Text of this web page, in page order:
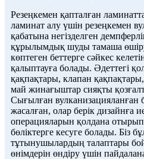
Резеңкемен қапталған
ламинат алу үшін резеңкемен
қабатына негізделген
құрылымдық шуды тамаша
көптеген беттерге сәйкес
қалыптауға болады. Әдеттегі
қақпақтары, клапан
май жинағыштар сияқты
Сығылған вулканизацияланған
жасалған, олар берік дизайнға
операцияларын қолдана
бөліктерге кесуге болады. Біз
тұтынушылардың талаптары
өнімдерін өндіру үшін